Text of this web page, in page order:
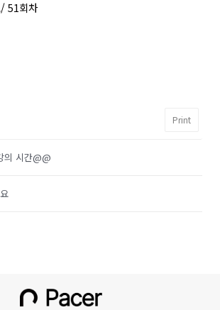
51회차
Print
의 시간@@